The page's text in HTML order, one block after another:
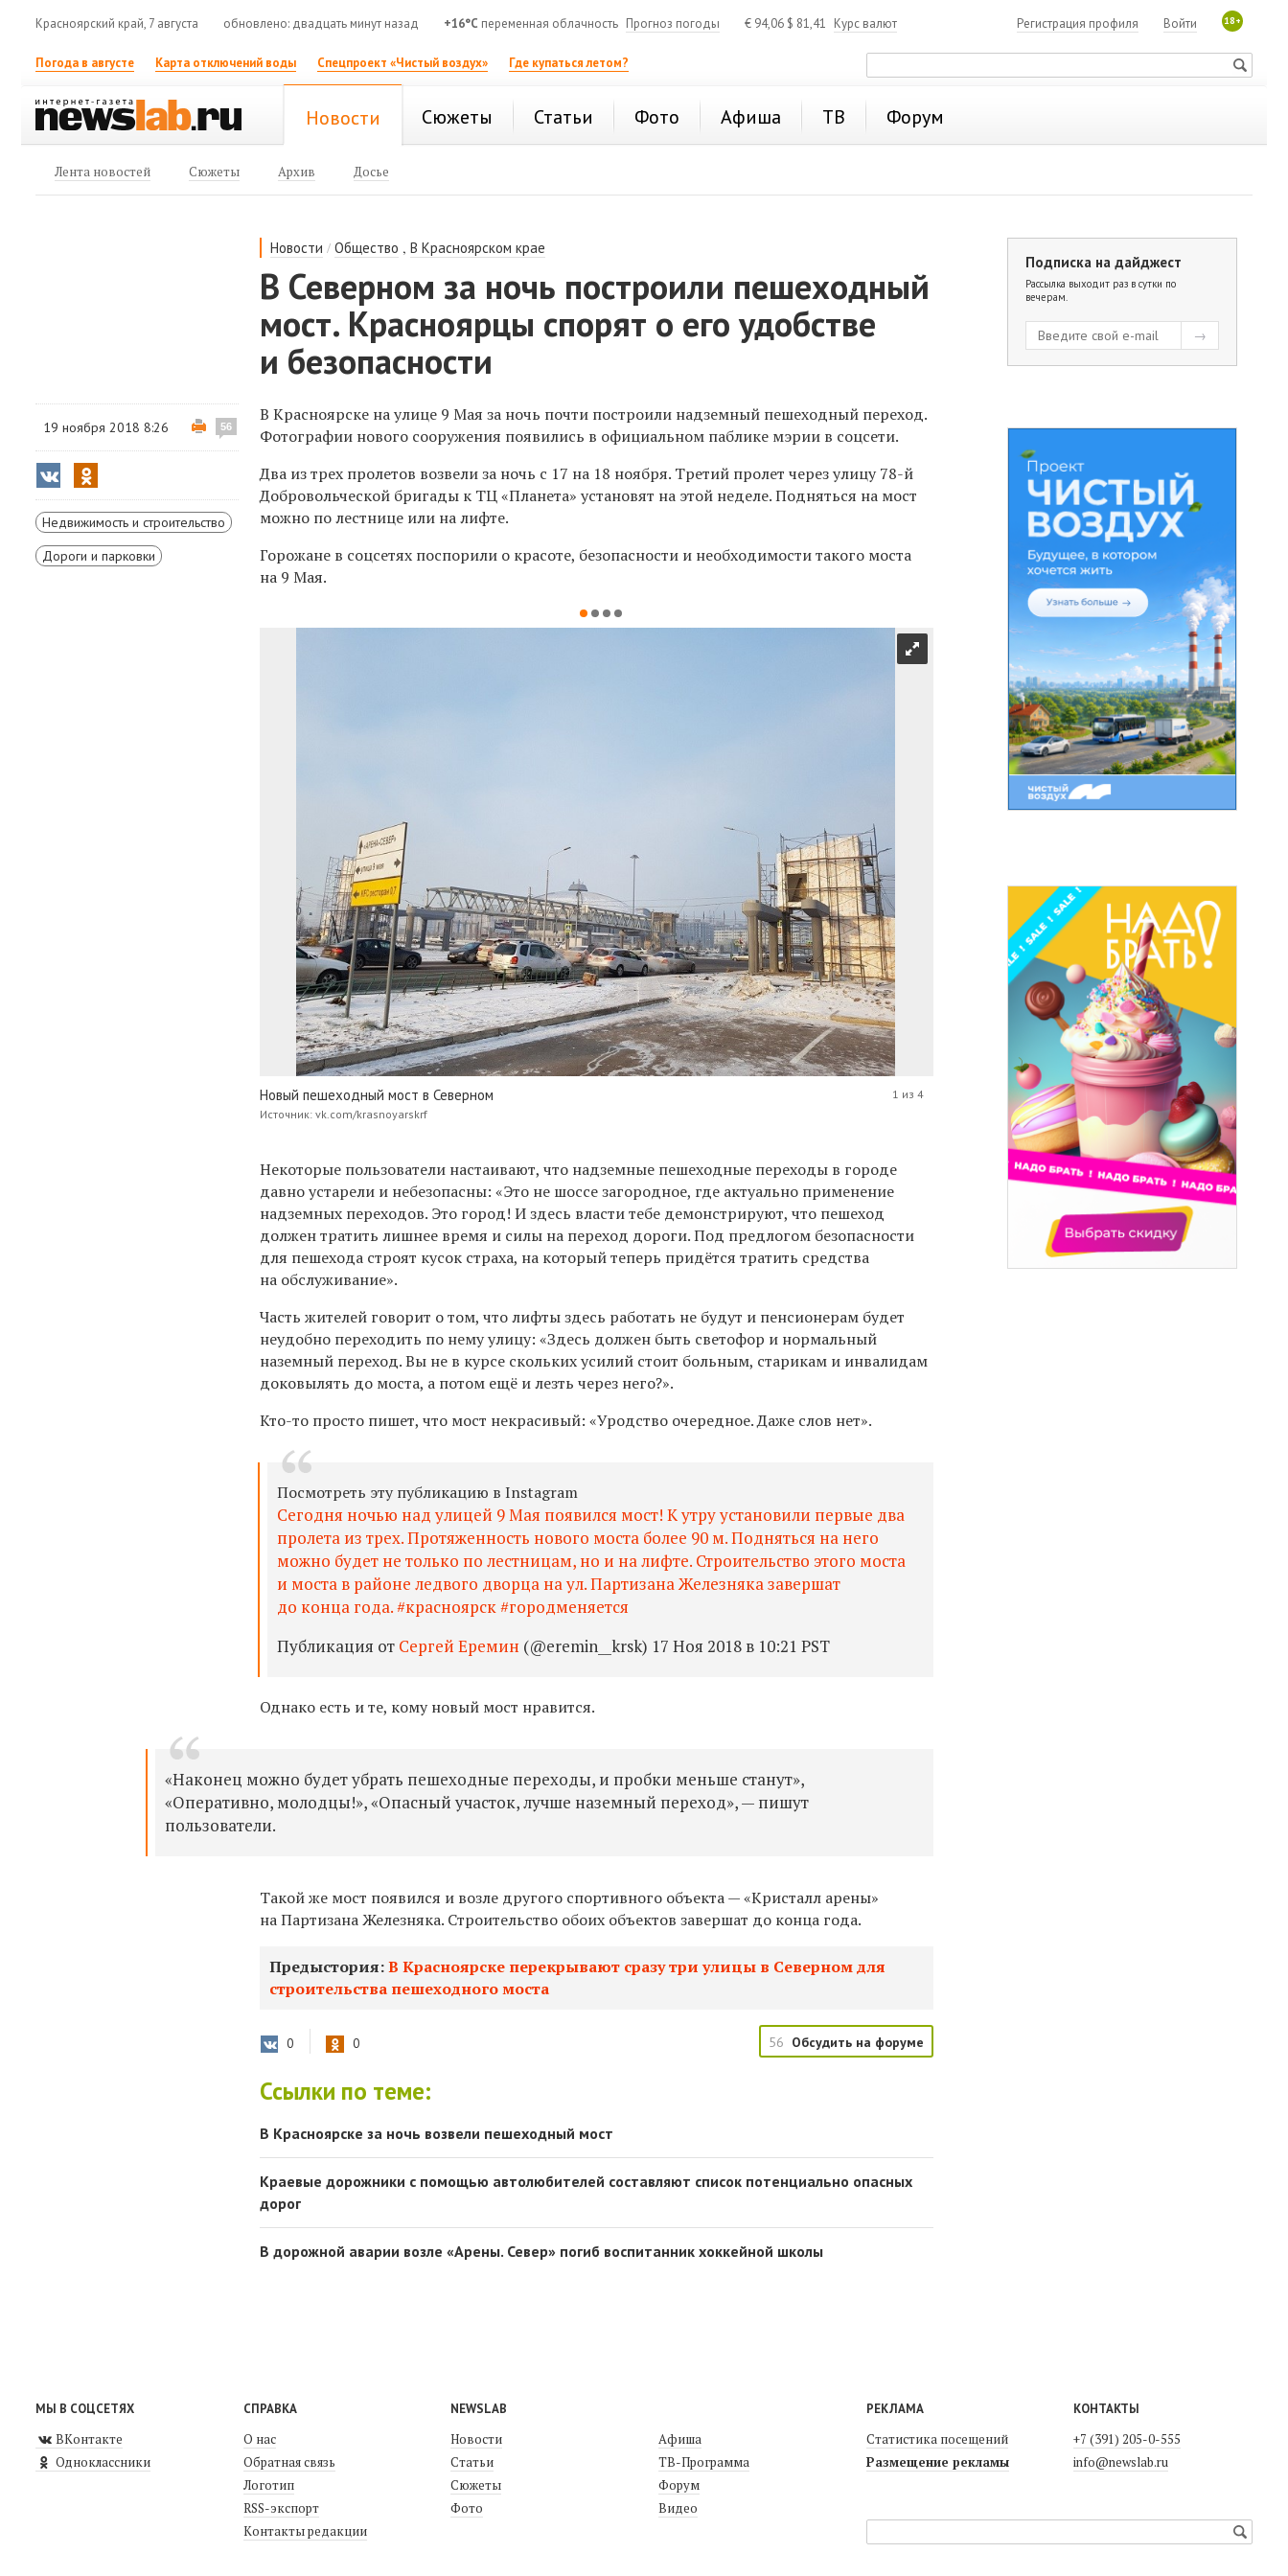
Красноярский край, 7 августа обновлено: двадцать минут назад +16°C переменная облачность Прогноз погоды € 94,06 $ 81,41 Курс валют 18+
Войти
Регистрация профиля
Погода в августе Карта отключений воды Спецпроект «Чистый воздух» Где купаться летом?
Новости Сюжеты Статьи Фото Афиша ТВ Форум
Лента новостей Сюжеты Архив Досье
Новости /Общество ,В Красноярском крае
В Северном за ночь построили пешеходный
мост. Красноярцы спорят о его удобстве
и безопасности
19 ноября 2018 8:26 56
Недвижимость и строительство
Дороги и парковки
В Красноярске на улице 9 Мая за ночь почти построили надземный пешеходный переход.
Фотографии нового сооружения появились в официальном паблике мэрии в соцсети.
Два из трех пролетов возвели за ночь с 17 на 18 ноября. Третий пролет через улицу 78-й
Добровольческой бригады к ТЦ «Планета» установят на этой неделе. Подняться на мост
можно по лестнице или на лифте.
Горожане в соцсетях поспорили о красоте, безопасности и необходимости такого моста
на 9 Мая.
Новый пешеходный мост в Северном
Источник: vk.com/krasnoyarskrf
1 из 4
Некоторые пользователи настаивают, что надземные пешеходные переходы в городе
давно устарели и небезопасны: «Это не шоссе загородное, где актуально применение
надземных переходов. Это город! И здесь власти тебе демонстрируют, что пешеход
должен тратить лишнее время и силы на переход дороги. Под предлогом безопасности
для пешехода строят кусок страха, на который теперь придётся тратить средства
на обслуживание».
Часть жителей говорит о том, что лифты здесь работать не будут и пенсионерам будет
неудобно переходить по нему улицу: «Здесь должен быть светофор и нормальный
наземный переход. Вы не в курсе скольких усилий стоит больным, старикам и инвалидам
доковылять до моста, а потом ещё и лезть через него?».
Кто-то просто пишет, что мост некрасивый: «Уродство очередное. Даже слов нет».
Посмотреть эту публикацию в Instagram
Сегодня ночью над улицей 9 Мая появился мост! К утру установили первые два
пролета из трех. Протяженность нового моста более 90 м. Подняться на него
можно будет не только по лестницам, но и на лифте. Строительство этого моста
и моста в районе ледвого дворца на ул. Партизана Железняка завершат
до конца года. #красноярск #городменяется
Публикация от Сергей Еремин (@eremin__krsk) 17 Ноя 2018 в 10:21 PST
Однако есть и те, кому новый мост нравится.
«Наконец можно будет убрать пешеходные переходы, и пробки меньше станут»,
«Оперативно, молодцы!», «Опасный участок, лучше наземный переход», — пишут
пользователи.
Такой же мост появился и возле другого спортивного объекта — «Кристалл арены»
на Партизана Железняка. Строительство обоих объектов завершат до конца года.
Предыстория:В Красноярске перекрывают сразу три улицы в Северном для
строительства пешеходного моста
0 0 56 Обсудить на форуме
Ссылки по теме:
В Красноярске за ночь возвели пешеходный мост
Краевые дорожники с помощью автолюбителей составляют список потенциально опасных
дорог
В дорожной аварии возле «Арены. Север» погиб воспитанник хоккейной школы
Подписка на дайджест
Рассылка выходит раз в сутки по
вечерам.
МЫ В СОЦСЕТЯХ
ВКонтакте
Одноклассники
СПРАВКА
О нас
Обратная связь
Логотип
RSS-экспорт
Контакты редакции
NEWSLAB
Новости
Статьи
Сюжеты
Фото
Афиша
ТВ-Программа
Форум
Видео
РЕКЛАМА
Статистика посещений
Размещение рекламы
КОНТАКТЫ
+7 (391) 205-0-555
info@newslab.ru